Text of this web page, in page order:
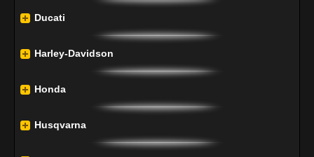
Ducati
Harley-Davidson
Honda
Husqvarna